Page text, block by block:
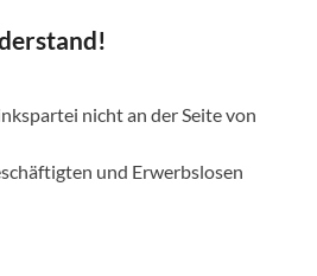
nicht an der Seite von
und Erwerbslosen